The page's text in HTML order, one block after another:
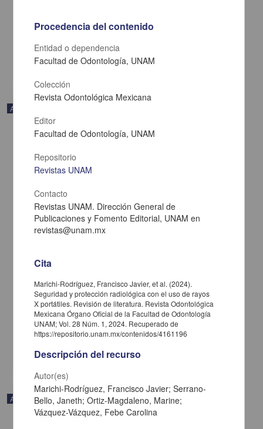
Villamizar Navarro, Amalia - Facultad de Medicina, UNAM
2025-01-05
Medicina y Ciencias de la Salud
Artículo
Trayectorias académicas de tres generaciones de una licenciatura
en Medicina durante la pandemia por COVID-19
Bautista-Rodríguez, Gabriela; Fortoul, Teresa Imelda - Facultad de
Medicina, UNAM
2025-01-05
Medicina y Ciencias de la Salud
Artículo
Procedencia del contenido
Entidad o dependencia
Facultad de Odontología, UNAM
Colección
Revista Odontológica Mexicana
Editor
Facultad de Odontología, UNAM
Repositorio
Revistas UNAM
Contacto
Revistas UNAM. Dirección General de
Publicaciones y Fomento Editorial, UNAM en
revistas@unam.mx
Cita
Marichi-Rodríguez, Francisco Javier, et al. (2024).
Seguridad y protección radiológica con el uso de rayos
X portátiles. Revisión de literatura. Revista Odontológica
Mexicana Órgano Oficial de la Facultad de Odontología
UNAM; Vol. 28 Núm. 1, 2024. Recuperado de
https://repositorio.unam.mx/contenidos/4161196
Descripción del recurso
Autor(es)
Marichi-Rodríguez, Francisco Javier; Serrano-
Bello, Janeth; Ortiz-Magdaleno, Marine;
Vázquez-Vázquez, Febe Carolina